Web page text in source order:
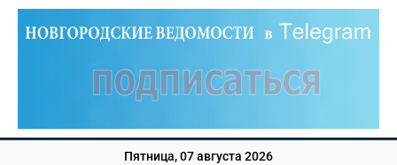
Пятница, 07 августа 2026